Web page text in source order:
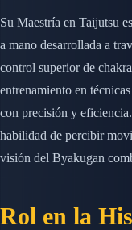
Su Maestría en Taijutsu
a mano desarrollada a
control superior de
entrenamiento en
con precisión y
habilidad de percibir
visión del Byakugan
Rol en la